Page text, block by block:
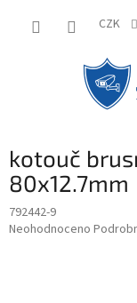
CZK
kotouč
80x12.7mm
792442-9
Průměrné
Neohodnoceno